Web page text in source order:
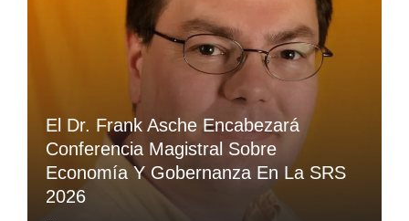
El Dr. Frank Asche Encabezará
Conferencia Magistral Sobre
Economía Y Gobernanza En La SRS
2026